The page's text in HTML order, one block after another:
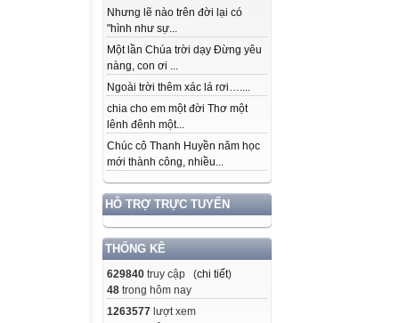
Nhưng lẽ nào trên đời lại có
"hình như sự...
Một lần Chúa trời dạy Đừng yêu
nàng, con ơi ...
Ngoài trời thêm xác lá rơi…....
chia cho em một đời Thơ một
lênh đênh một...
Chúc cô Thanh Huyền năm học
mới thành công, nhiều...
HỖ TRỢ TRỰC TUYẾN
THỐNG KÊ
629840 truy cập (chi tiết)
48 trong hôm nay
1263577 lượt xem